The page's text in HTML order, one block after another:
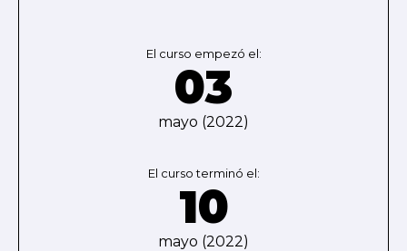
El curso empezó el:
03
mayo (2022)
El curso terminó el:
10
mayo (2022)